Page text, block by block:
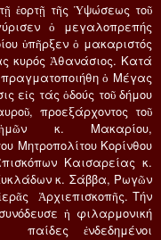
ἑορτῇ τῆς Ὑψώσεως τοῦ
ὁ μεγαλοπρεπής
ὑπῆρξεν ὁ μακαριστός
κυρός Ἀθανάσιος. Κατά
πραγματοποιήθη ὁ Μέγας
εἰς τάς ὁδούς τοῦ δήμου
προεξάρχοντος τοῦ
ἡμῶν κ. Μακαρίου,
Μητροπολίτου Κορίνθου
Καισαρείας κ.
κ. Σάββα, Ρωγῶν
Ἀρχιεπισκοπῆς. Τήν
ἡ φιλαρμονική
ἐνδεδημένοι